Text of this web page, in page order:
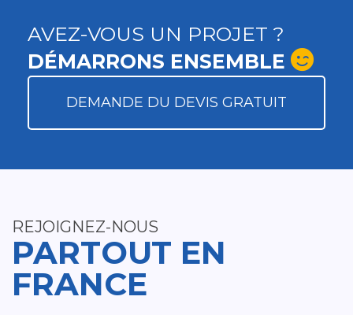
AVEZ-VOUS UN PROJET ?
DÉMARRONS ENSEMBLE
DEMANDE DU DEVIS GRATUIT
REJOIGNEZ-NOUS
PARTOUT EN
FRANCE